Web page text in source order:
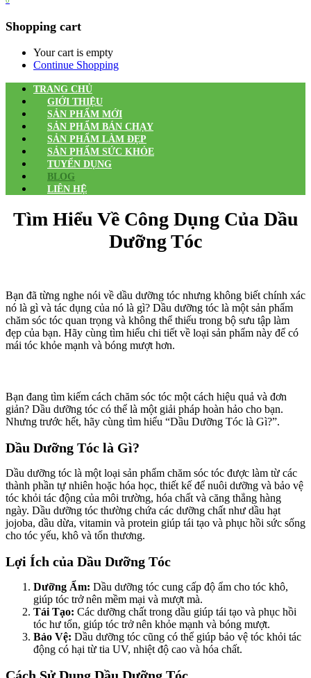
Shopping cart
Your cart is empty
Continue Shopping
TRANG CHỦ
GIỚI THIỆU
SẢN PHẨM MỚI
SẢN PHẨM BÁN CHẠY
SẢN PHẨM LÀM ĐẸP
SẢN PHẨM SỨC KHỎE
TUYỂN DỤNG
BLOG
LIÊN HỆ
Tìm Hiểu Về Công Dụng Của Dầu
Dưỡng Tóc
Bạn đã từng nghe nói về dầu dưỡng tóc nhưng không biết chính xác
nó là gì và tác dụng của nó là gì? Dầu dưỡng tóc là một sản phẩm
chăm sóc tóc quan trọng và không thể thiếu trong bộ sưu tập làm
đẹp của bạn. Hãy cùng tìm hiểu chi tiết về loại sản phẩm này để có
mái tóc khỏe mạnh và bóng mượt hơn.
Bạn đang tìm kiếm cách chăm sóc tóc một cách hiệu quả và đơn
giản? Dầu dưỡng tóc có thể là một giải pháp hoàn hảo cho bạn.
Nhưng trước hết, hãy cùng tìm hiểu “Dầu Dưỡng Tóc là Gì?”.
Dầu Dưỡng Tóc là Gì?
Dầu dưỡng tóc là một loại sản phẩm chăm sóc tóc được làm từ các
thành phần tự nhiên hoặc hóa học, thiết kế để nuôi dưỡng và bảo vệ
tóc khỏi tác động của môi trường, hóa chất và căng thẳng hàng
ngày. Dầu dưỡng tóc thường chứa các dưỡng chất như dầu hạt
jojoba, dầu dừa, vitamin và protein giúp tái tạo và phục hồi sức sống
cho tóc yếu, khô và tổn thương.
Lợi Ích của Dầu Dưỡng Tóc
Dưỡng Ẩm: Dầu dưỡng tóc cung cấp độ ẩm cho tóc khô,
giúp tóc trở nên mềm mại và mượt mà.
Tái Tạo: Các dưỡng chất trong dầu giúp tái tạo và phục hồi
tóc hư tổn, giúp tóc trở nên khỏe mạnh và bóng mượt.
Bảo Vệ: Dầu dưỡng tóc cũng có thể giúp bảo vệ tóc khỏi tác
động có hại từ tia UV, nhiệt độ cao và hóa chất.